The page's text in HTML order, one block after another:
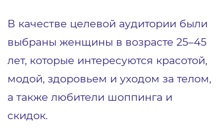
В качестве целевой аудитории были
выбраны женщины в возрасте 25–45
лет, которые интересуются красотой,
модой, здоровьем и уходом за телом,
а также любители шоппинга и
скидок.